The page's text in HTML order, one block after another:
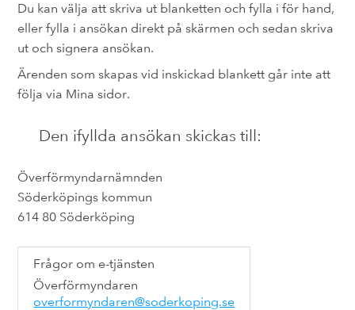
Du kan välja att skriva ut blanketten och fylla i för hand,
eller fylla i ansökan direkt på skärmen och sedan skriva
ut och signera ansökan.
Ärenden som skapas vid inskickad blankett går inte att
följa via Mina sidor.
Den ifyllda ansökan skickas till:
Överförmyndarnämnden
Söderköpings kommun
614 80 Söderköping
Frågor om e-tjänsten
Överförmyndaren
overformyndaren@soderkoping.se